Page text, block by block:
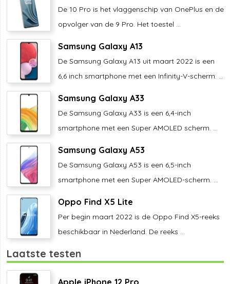
De 10 Pro is het vlaggenschip van OnePlus en de
opvolger van de 9 Pro. Het toestel ...
Samsung Galaxy A13
De Samsung Galaxy A13 uit maart 2022 is een
6,6 inch smartphone met een Infinity-V-scherm. ...
Samsung Galaxy A33
De Samsung Galaxy A33 is een 6,4-inch
smartphone met een Super AMOLED scherm. ...
Samsung Galaxy A53
De Samsung Galaxy A53 is een 6,5-inch
smartphone met een Super AMOLED-scherm. ...
Oppo Find X5 Lite
Per begin maart 2022 is de Oppo Find X5-reeks
beschikbaar in Nederland. De reeks ...
Laatste testen